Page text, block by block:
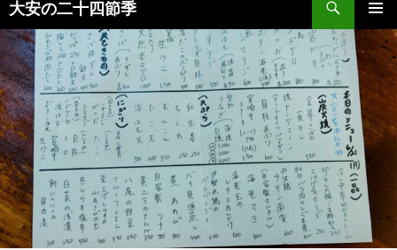
大安の二十四節季
索
メインメ
ニュー
ン
テ
ン
ツ
へ
ス
キ
ッ
プ